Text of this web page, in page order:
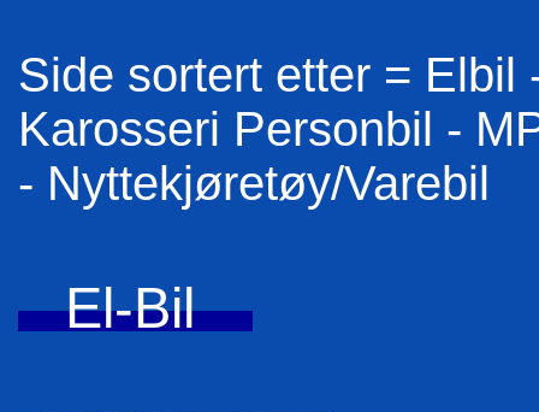
Side sortert etter = Elbil
Karosseri Personbil -
- Nyttekjøretøy/Varebil
El-Bil